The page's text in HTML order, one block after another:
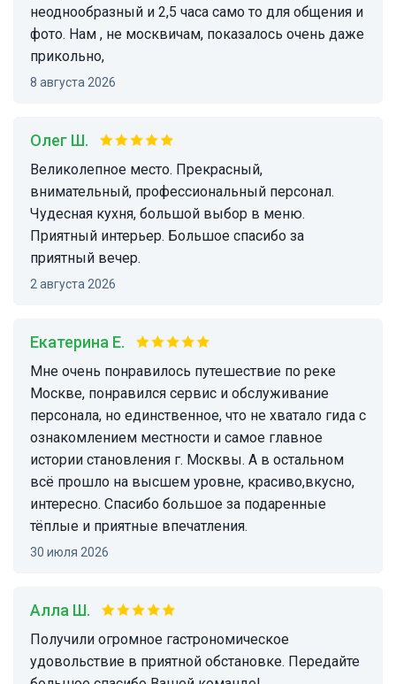
неоднообразный и 2,5 часа само то для общения и
фото. Нам , не москвичам, показалось очень даже
прикольно,
8 августа 2026
Олег Ш.
Великолепное место. Прекрасный,
внимательный, профессиональный персонал.
Чудесная кухня, большой выбор в меню.
Приятный интерьер. Большое спасибо за
приятный вечер.
2 августа 2026
Екатерина Е.
Мне очень понравилось путешествие по реке
Москве, понравился сервис и обслуживание
персонала, но единственное, что не хватало гида с
ознакомлением местности и самое главное
истории становления г. Москвы. А в остальном
всё прошло на высшем уровне, красиво,вкусно,
интересно. Спасибо большое за подаренные
тёплые и приятные впечатления.
30 июля 2026
Алла Ш.
Получили огромное гастрономическое
удовольствие в приятной обстановке. Передайте